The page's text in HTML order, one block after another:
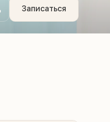
Записаться